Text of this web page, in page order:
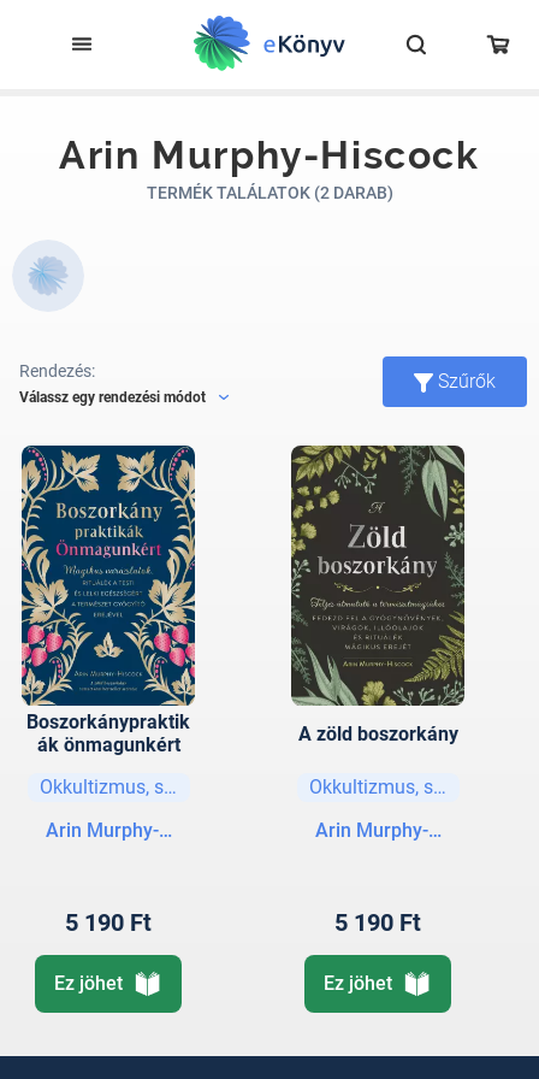
Arin Murphy-Hiscock
TERMÉK TALÁLATOK (2 DARAB)
Rendezés:
Válassz egy rendezési módot
Szűrők
Boszorkánypraktik
ák önmagunkért
Okkultizmus, spiritualizmus
Arin Murphy-Hiscock
5 190 Ft
Ez jöhet
A zöld boszorkány
Okkultizmus,
Arin Murphy-Hiscock
5 190 Ft
Ez jöhet